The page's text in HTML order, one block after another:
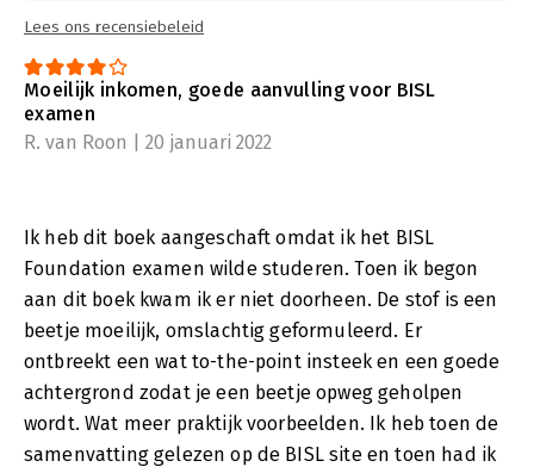
Lees ons recensiebeleid
Moeilijk inkomen, goede aanvulling voor BISL
examen
R. van Roon | 20 januari 2022
Ik heb dit boek aangeschaft omdat ik het BISL
Foundation examen wilde studeren. Toen ik begon
aan dit boek kwam ik er niet doorheen. De stof is een
beetje moeilijk, omslachtig geformuleerd. Er
ontbreekt een wat to-the-point insteek en een goede
achtergrond zodat je een beetje opweg geholpen
wordt. Wat meer praktijk voorbeelden. Ik heb toen de
samenvatting gelezen op de BISL site en toen had ik